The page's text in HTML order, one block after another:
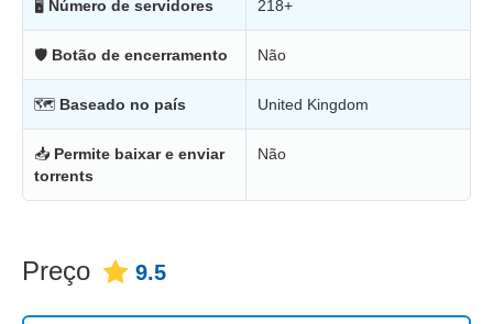
🖥 Número de servidores 218+
🛡 Botão de encerramento Não
🗺 Baseado no país United Kingdom
📥 Permite baixar e enviar
torrents
Não
Preço 9.5